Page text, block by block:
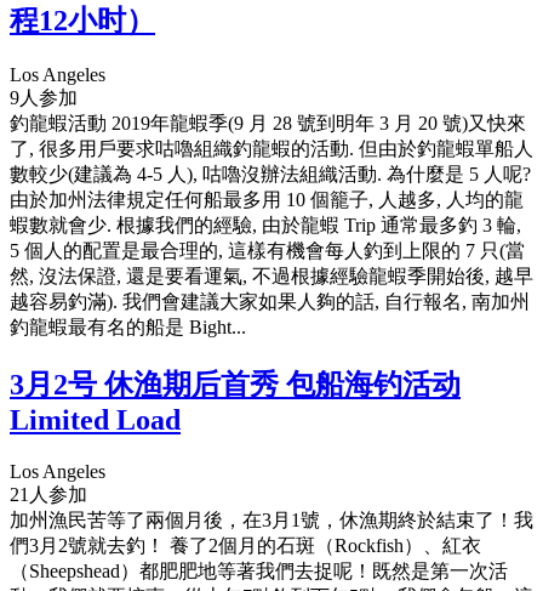
程12小时）
Los Angeles
9人参加
釣龍蝦活動 2019年龍蝦季(9 月 28 號到明年 3 月 20 號)又快來
了, 很多用戶要求咕嚕組織釣龍蝦的活動. 但由於釣龍蝦單船人
數較少(建議為 4-5 人), 咕嚕沒辦法組織活動. 為什麼是 5 人呢?
由於加州法律規定任何船最多用 10 個籠子, 人越多, 人均的龍
蝦數就會少. 根據我們的經驗, 由於龍蝦 Trip 通常最多釣 3 輪,
5 個人的配置是最合理的, 這樣有機會每人釣到上限的 7 只(當
然, 沒法保證, 還是要看運氣, 不過根據經驗龍蝦季開始後, 越早
越容易釣滿). 我們會建議大家如果人夠的話, 自行報名, 南加州
釣龍蝦最有名的船是 Bight...
3月2号 休渔期后首秀 包船海钓活动
Limited Load
Los Angeles
21人参加
加州漁民苦等了兩個月後，在3月1號，休漁期終於結束了！我
們3月2號就去釣！ 養了2個月的石斑（Rockfish）、紅衣
（Sheepshead）都肥肥地等著我們去捉呢！既然是第一次活